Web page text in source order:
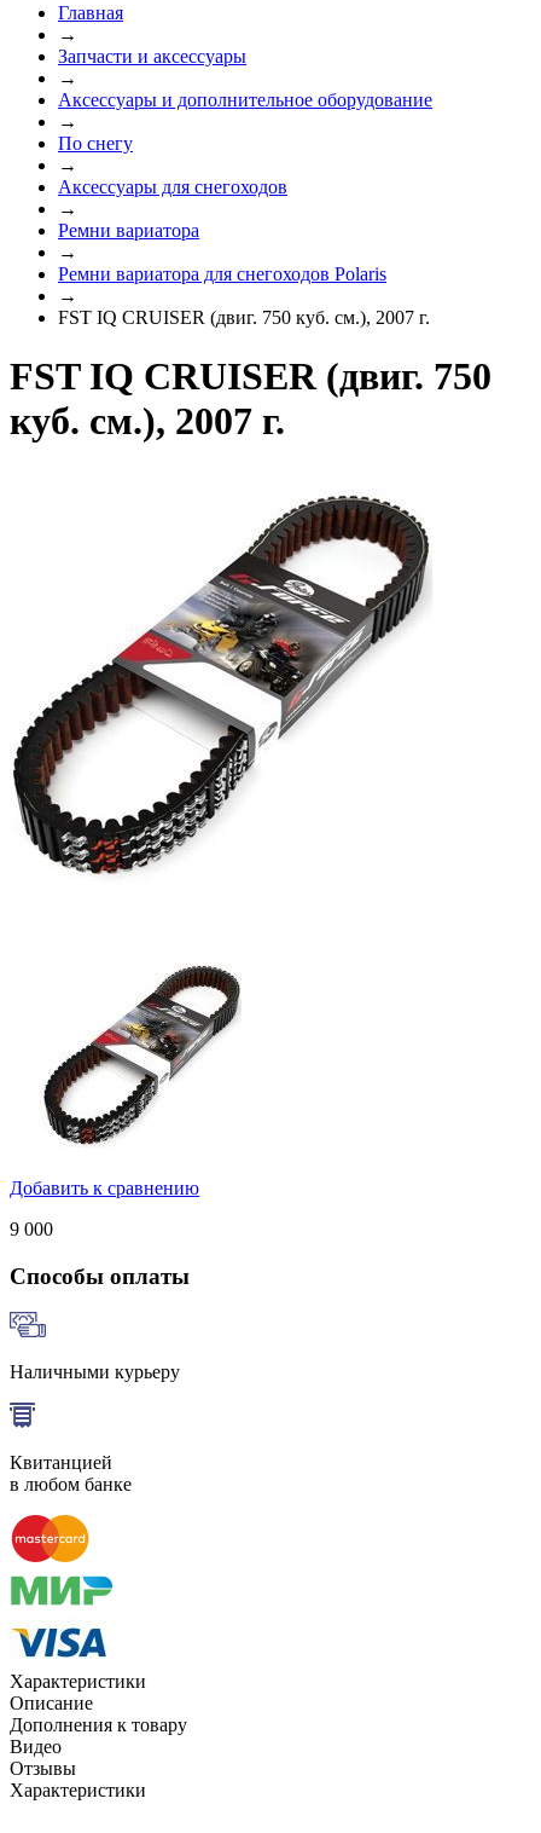
Главная
→
Запчасти и аксессуары
→
Аксессуары и дополнительное оборудование
→
По снегу
→
Аксессуары для снегоходов
→
Ремни вариатора
→
Ремни вариатора для снегоходов Polaris
→
FST IQ CRUISER (двиг. 750 куб. см.), 2007 г.
FST IQ CRUISER (двиг. 750
куб. см.), 2007 г.
Добавить к сравнению
9 000
Способы оплаты
Наличными курьеру
Квитанцией
в любом банке
Характеристики
Описание
Дополнения к товару
Видео
Отзывы
Характеристики